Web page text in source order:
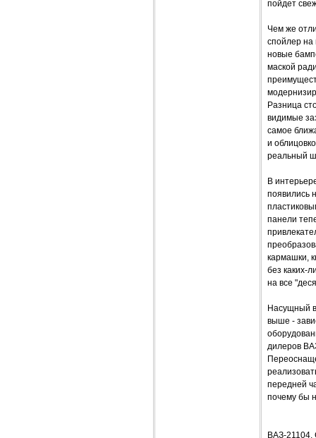
пойдет
Чем же
спойлер на
новые
маской
Разница
видимые
самое
и
реальный
В
появились
панели
кармашки,
без каких-
на все
Насущный
выше -
дилеров
передней
почему бы
ВАЗ-